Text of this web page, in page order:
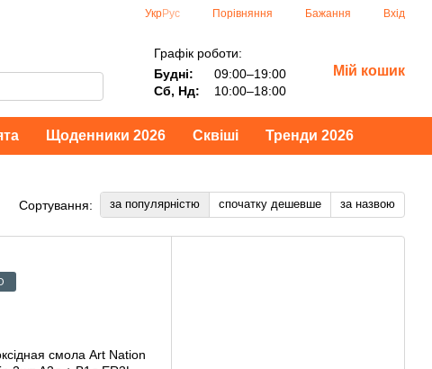
УкрРус Порівняння Бажання Вхід
Графік роботи:
Будні:
09:00–19:00
Сб, Нд:
10:00–18:00
Мій кошик
Щоденники 2026 Сквіші Тренди 2026
Сортування: за популярністю спочатку дешевше за назвою